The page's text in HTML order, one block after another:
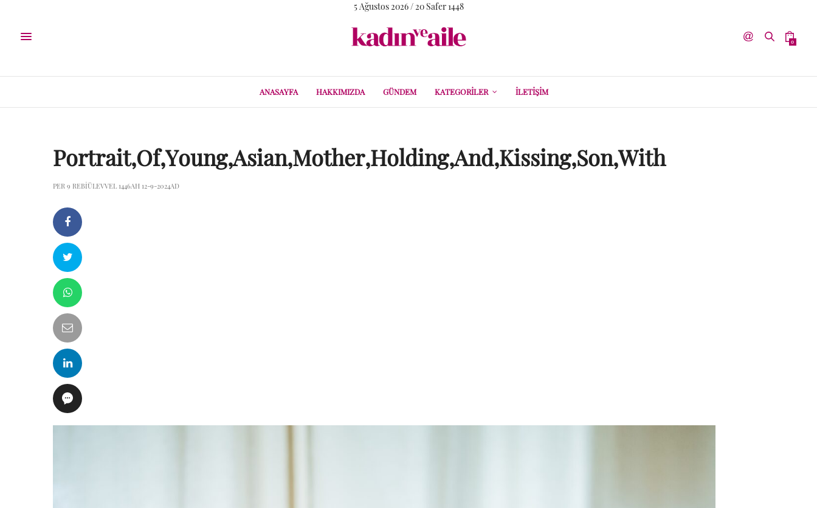
5 Ağustos 2026 / 20 Safer 1448
0
ANASAYFA HAKKIMIZDA GÜNDEM KATEGORILER İLETIŞIM
Portrait,Of,Young,Asian,Mother,Holding,And,Kissing,Son,With
PER 9 REBIÜLEVVEL 1446AH 12-9-2024AD